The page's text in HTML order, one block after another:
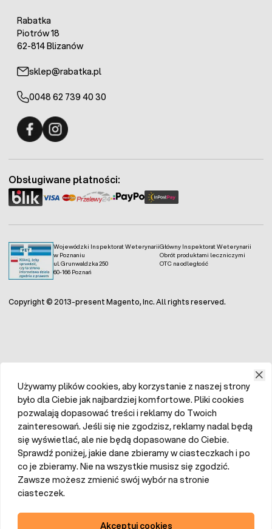
Rabatka
Piotrów 18
62-814 Blizanów
sklep@rabatka.pl
0048 62 739 40 30
Wojewódzki Inspektorat Weterynarii
w Poznaniu
ul. Grunwaldzka 250
60-166 Poznań
Główny Inspektorat Weterynarii
Obrót produktami leczniczymi
OTC na odległość
Obsługiwane płatności:
Copyright © 2013-present Magento, Inc. All rights reserved.
Używamy plików cookies, aby korzystanie z naszej strony
było dla Ciebie jak najbardziej komfortowe. Pliki cookies
pozwalają dopasować treści i reklamy do Twoich
zainteresowań. Jeśli się nie zgodzisz, reklamy nadal będą
się wyświetlać, ale nie będą dopasowane do Ciebie.
Sprawdź poniżej, jakie dane zbieramy w ciasteczkach i po
co je zbieramy. Nie na wszystkie musisz się zgodzić.
Zawsze możesz zmienić swój wybór na stronie
ciasteczek.
Akceptuj cookies